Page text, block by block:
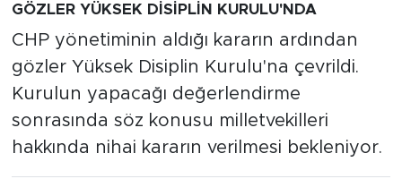
GÖZLER YÜKSEK DİSİPLİN KURULU'NDA
CHP yönetiminin aldığı kararın ardından
gözler Yüksek Disiplin Kurulu'na çevrildi.
Kurulun yapacağı değerlendirme
sonrasında söz konusu milletvekilleri
hakkında nihai kararın verilmesi bekleniyor.